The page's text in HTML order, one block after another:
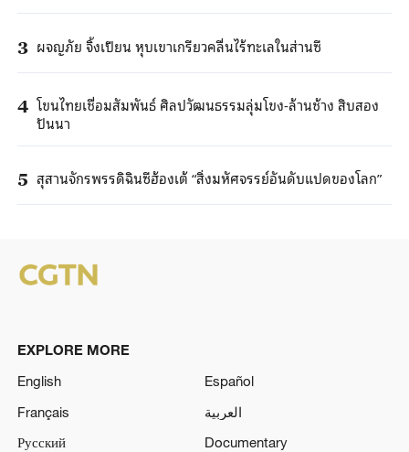
3 ผจญภัย จิ้งเปียน หุบเขาเกรียวคลื่นไร้ทะเลในส่านซี
4 โขนไทยเชื่อมสัมพันธ์ ศิลปวัฒนธรรมลุ่มโขง-ล้านช้าง สิบสอง
ปันนา
5 สุสานจักรพรรดิฉินซีฮ้องเต้ “สิ่งมหัศจรรย์อันดับแปดของโลก”
EXPLORE MORE
English
Español
Français
العربية
Русский
Documentary